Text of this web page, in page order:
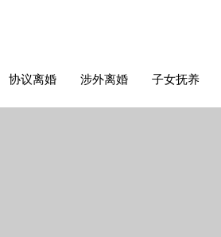
协议离婚 涉外离婚 子女抚养